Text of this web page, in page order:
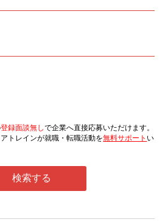
登録面談無しで企業へ直接応募いただけます。
トレインが就職・転職活動を無料サポート い